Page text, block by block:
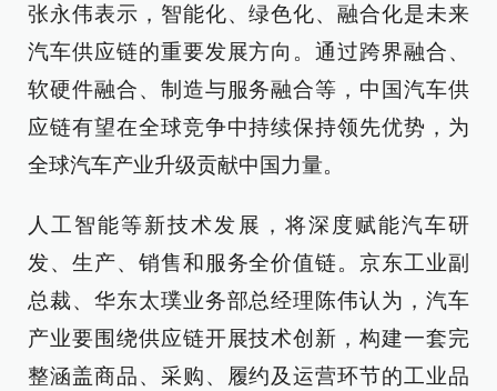
张永伟表示，智能化、绿色化、融合化是未来
汽车供应链的重要发展方向。通过跨界融合、
软硬件融合、制造与服务融合等，中国汽车供
应链有望在全球竞争中持续保持领先优势，为
全球汽车产业升级贡献中国力量。
人工智能等新技术发展，将深度赋能汽车研
发、生产、销售和服务全价值链。京东工业副
总裁、华东太璞业务部总经理陈伟认为，汽车
产业要围绕供应链开展技术创新，构建一套完
整涵盖商品、采购、履约及运营环节的工业品